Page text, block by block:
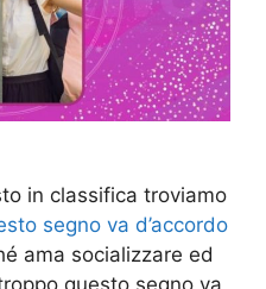
in classifica troviamo
segno va d’accordo
ama socializzare ed
questo segno va